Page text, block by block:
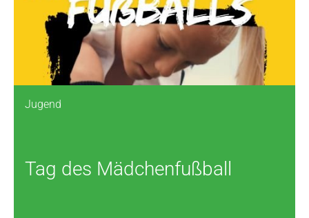
Jugend
Tag des Mädchenfußball